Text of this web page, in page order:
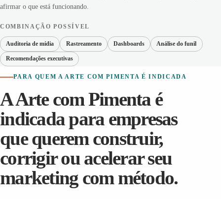
afirmar o que está funcionando.
COMBINAÇÃO POSSÍVEL
Auditoria de mídia Rastreamento Dashboards Análise do funil
Recomendações executivas
PARA QUEM A ARTE COM PIMENTA É INDICADA
A Arte com Pimenta é
indicada para empresas
que querem construir,
corrigir ou acelerar seu
marketing com método.